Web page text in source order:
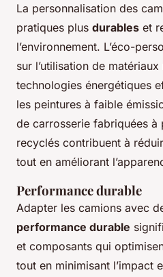
La personnalisation des
pratiques plus durables et
l’environnement. L’éco-
sur l’utilisation de
technologies énergétiques
les peintures à faible
de carrosserie fabriquées à
recyclés contribuent à
tout en améliorant
Performance durable
Adapter les camions avec
performance durable
et composants qui
tout en minimisant l’impact